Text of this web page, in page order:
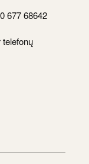
677 68642